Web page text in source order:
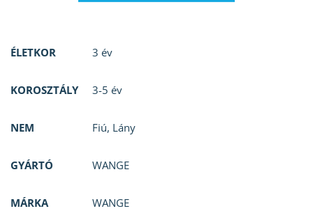
ÉLETKOR 3 év
KOROSZTÁLY 3-5 év
NEM Fiú, Lány
GYÁRTÓ WANGE
MÁRKA WANGE